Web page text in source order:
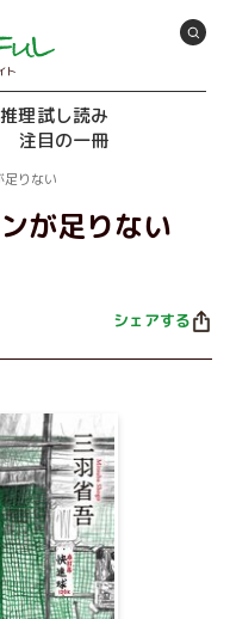
ト
理試し読み
注目の一冊
足りない
が足りない
シェアする